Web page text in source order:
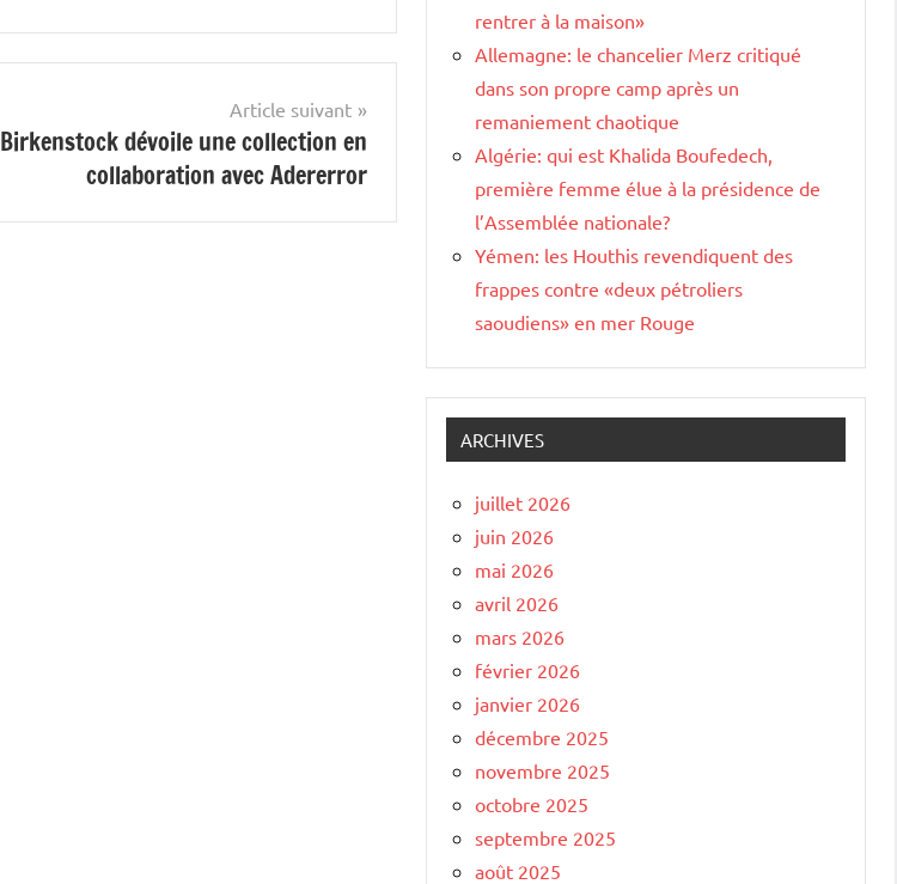
Article suivant
Birkenstock dévoile une collection en
collaboration avec Adererror
rentrer à la maison»
Allemagne: le chancelier Merz critiqué
dans son propre camp après un
remaniement chaotique
Algérie: qui est Khalida Boufedech,
première femme élue à la présidence de
l’Assemblée nationale?
Yémen: les Houthis revendiquent des
frappes contre «deux pétroliers
saoudiens» en mer Rouge
ARCHIVES
juillet 2026
juin 2026
mai 2026
avril 2026
mars 2026
février 2026
janvier 2026
décembre 2025
novembre 2025
octobre 2025
septembre 2025
août 2025